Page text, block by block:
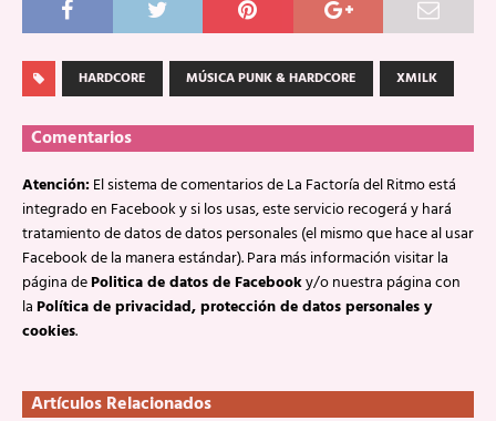
HARDCORE MÚSICA PUNK & HARDCORE XMILK
Comentarios
Atención:El sistema de comentarios de La Factoría del Ritmo está
integrado en Facebook y si los usas, este servicio recogerá y hará
tratamiento de datos de datos personales (el mismo que hace al usar
Facebook de la manera estándar). Para más información visitar la
página dePolitica de datos de Facebooky/o nuestra página con
laPolítica de privacidad, protección de datos personales y
cookies.
Artículos Relacionados